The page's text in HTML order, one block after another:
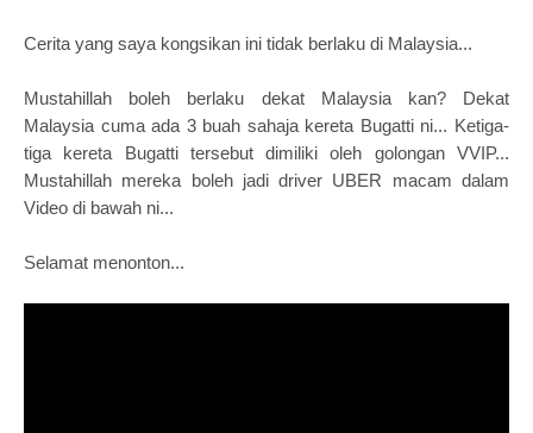
Cerita yang saya kongsikan ini tidak berlaku di Malaysia...
Mustahillah boleh berlaku dekat Malaysia kan? Dekat
Malaysia cuma ada 3 buah sahaja kereta Bugatti ni... Ketiga-
tiga kereta Bugatti tersebut dimiliki oleh golongan VVIP...
Mustahillah mereka boleh jadi driver UBER macam dalam
Video di bawah ni...
Selamat menonton...